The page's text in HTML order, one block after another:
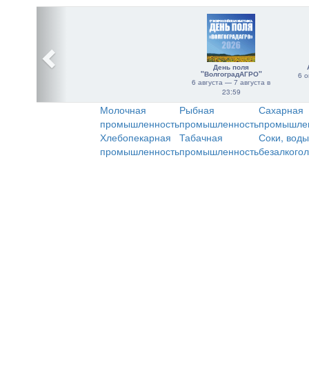
День поля
"ВолгоградАГРО"
6 августа — 7 августа в
23:59
6
Молочная
промышленность
Рыбная
промышленность
Сахарная
Хлебопекарная
промышленность
Табачная
промышленность
Соки,